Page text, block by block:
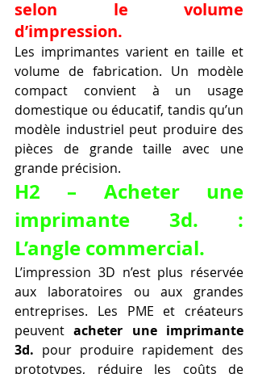
selon le volume
d’impression.
Les imprimantes varient en taille et
volume de fabrication. Un modèle
compact convient à un usage
domestique ou éducatif, tandis qu’un
modèle industriel peut produire des
pièces de grande taille avec une
grande précision.
H2 – Acheter une
imprimante 3d. :
L’angle commercial.
L’impression 3D n’est plus réservée
aux laboratoires ou aux grandes
entreprises. Les PME et créateurs
peuvent acheter une imprimante
3d. pour produire rapidement des
prototypes, réduire les coûts de